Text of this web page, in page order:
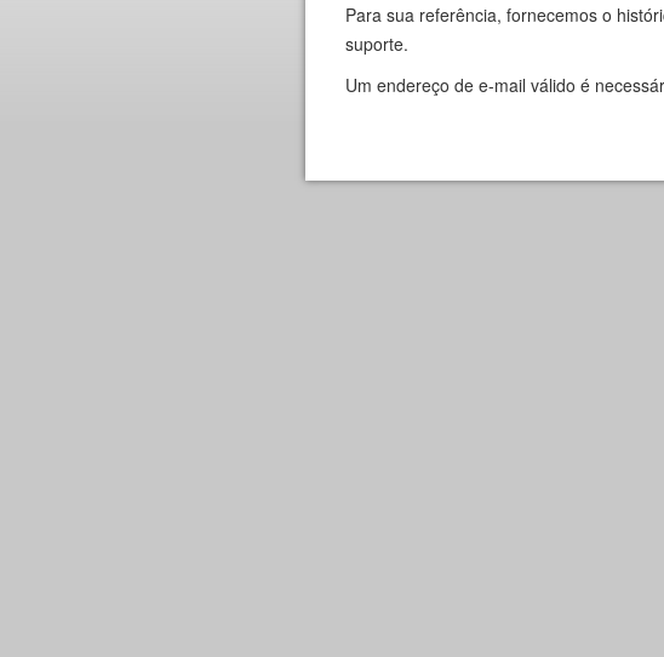
Para sua referência, fornecemos o
suporte.
Um endereço de e-mail válido é